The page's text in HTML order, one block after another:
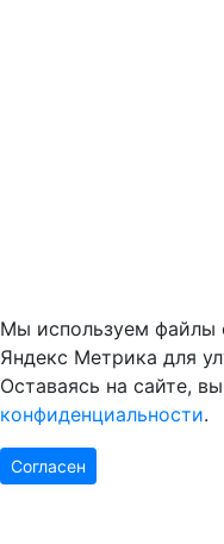
Мы используем файлы
Яндекс Метрика для
Оставаясь на сайте,
конфиденциальности.
Согласен